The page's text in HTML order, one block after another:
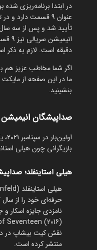
دقیقه است. لازم به ذکر
اگر شما مخاطب عزیز هم
ما در این صفحه از مایکت
بنشینید.
صداپیشگان انیمیشن
بازیگرانی چون هیلی
هیلی استاینفلد؛
حرفه‌ای خود را از سال 2007، به عنوان یک کودک 11 ساله، آغاز کرد و در سال 2010 با فیلم وسترن
منتشر کرده است.